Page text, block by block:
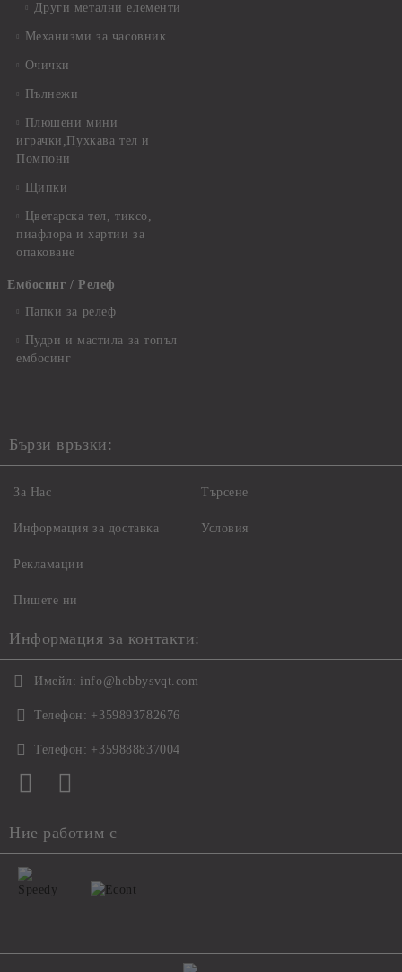
Други метални елементи
Механизми за часовник
Очички
Пълнежи
Плюшени мини
играчки,Пухкава тел и
Помпони
Щипки
Цветарска тел, тиксо,
пиафлора и хартии за
опаковане
Ембосинг / Релеф
Папки за релеф
Пудри и мастила за топъл
ембосинг
Бързи връзки:
За Нас
Информация за доставка
Рекламации
Пишете ни
Търсене
Условия
Информация за контакти:
Имейл: info@hobbysvqt.com
Телефон: +359893782676
Телефон: +359888837004
Ние работим с